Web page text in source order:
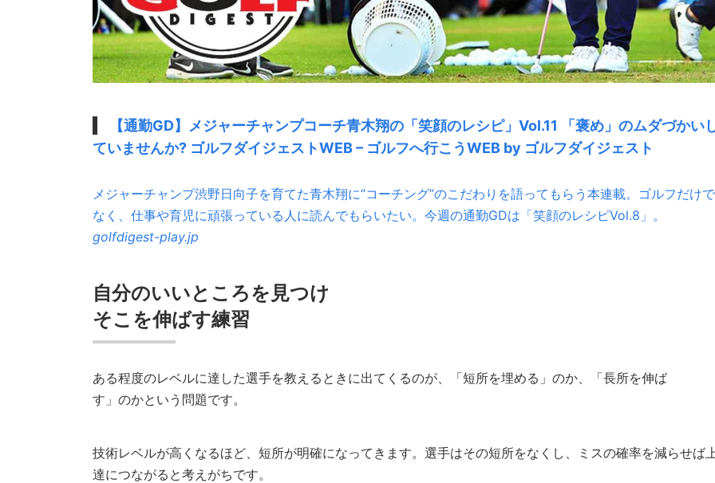
【通勤GD】メジャーチャンプコーチ青木翔の「笑顔のレシピ」Vol.11 「褒め」のムダづかい
ていませんか? ゴルフダイジェストWEB – ゴルフへ行こうWEB by ゴルフダイジェスト
メジャーチャンプ渋野日向子を育てた青木翔に“コーチング”のこだわりを語ってもらう本連載。ゴルフだけで
なく、仕事や育児に頑張っている人に読んでもらいたい。今週の通勤GDは「笑顔のレシピVol.8」。
golfdigest-play.jp
自分のいいところを見つけ
そこを伸ばす練習
ある程度のレベルに達した選手を教えるときに出てくるのが、「短所を埋める」のか、「長所を伸ば
す」のかという問題です。
技術レベルが高くなるほど、短所が明確になってきます。選手はその短所をなくし、ミスの確率を減らせば
達につながると考えがちです。